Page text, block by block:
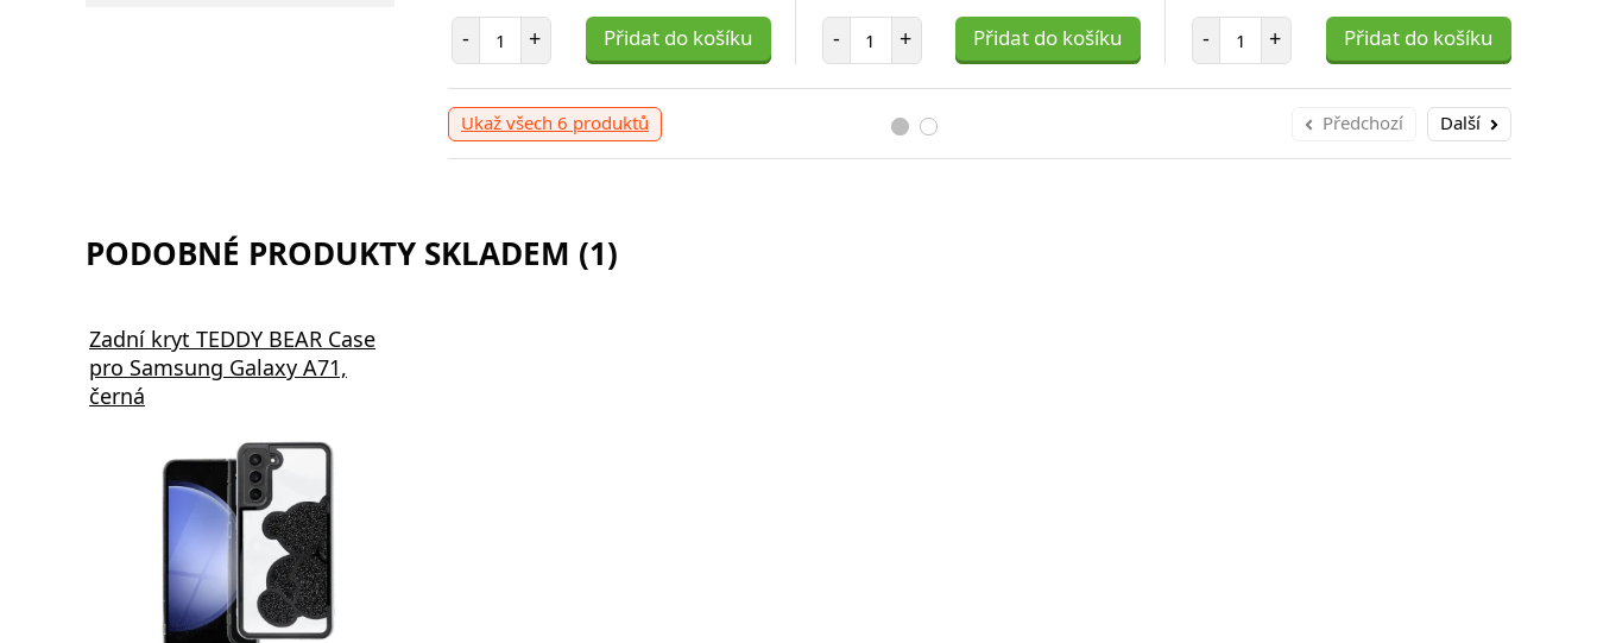
- Počet položek
+ Přidat do košíku - Počet položek
+ Přidat do košíku - Počet položek
+ Přidat do košíku
Ukaž všech 6 produktů Předchozí Další
PODOBNÉ PRODUKTY SKLADEM (1)
Zadní kryt TEDDY BEAR Case
pro Samsung Galaxy A71,
černá